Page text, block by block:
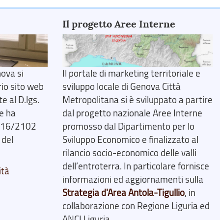
si
sito web
al D.lgs.
ha
2102
Il progetto Aree Interne
Il portale di marketing territoriale e
sviluppo locale di Genova Città
Metropolitana si è sviluppato a partire
dal progetto nazionale Aree Interne
promosso dal Dipartimento per lo
Sviluppo Economico e finalizzato al
rilancio socio-economico delle valli
dell’entroterra. In particolare fornisce
informazioni ed aggiornamenti sulla
Strategia d'Area Antola-Tigullio, in
collaborazione con Regione Liguria ed